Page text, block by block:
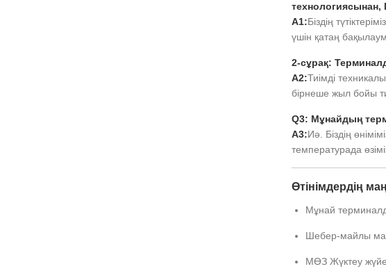
технологиясынан,
A1:Біздің
үшін қатаң
2-сұрақ:
A2:Тиімді
бірнеше жыл бойы
Q3: Мұнайдың
A3:Иә. Біздің
температурада
Өтінімдердің
Мұнай
Шебер-майлы
МӨЗ Жүктеу